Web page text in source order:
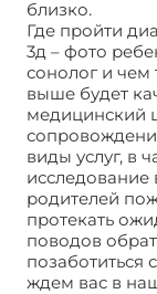
близко.
Где пройти
3д – фото
сонолог и чем
выше будет
медицинский
виды услуг, в
родителей
протекать
поводов
позаботиться
ждем вас в